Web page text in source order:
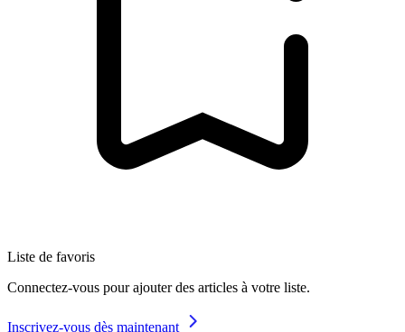
Liste de favoris
Connectez-vous pour ajouter des articles à votre liste.
Inscrivez-vous dès maintenant